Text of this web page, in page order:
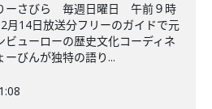
ーさびら 毎週日曜日 午前９時
14日放送分フリーのガイドで元
ビューローの歴史文化コーディネ
びんが独特の語り...